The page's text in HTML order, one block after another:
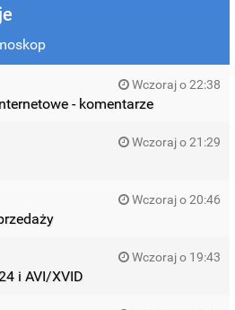
Wczoraj o 22:38
- komentarze
Wczoraj o 21:29
Wczoraj o 20:46
Wczoraj o 19:43
i AVI/XVID